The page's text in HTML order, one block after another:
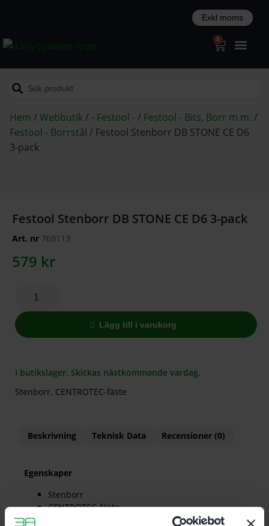
0
Hem /Webbutik/ - Festool -/ Festool - Bits, Borr m.m. /
Festool - Borrstål / Festool Stenborr DB STONE CE D6
3-pack
Festool Stenborr DB STONE CE D6 3-pack
Art. nr 769113
579 kr
Lägg till i varukorg
I butikslager. Skickas nästkommande vardag.
Stenborr. CENTROTEC-fäste
Beskrivning Teknisk Data Recensioner (0)
Egenskaper
Stenborr
CENTROTEC-fäste
För skruvdragare och slagborrmaskiner med